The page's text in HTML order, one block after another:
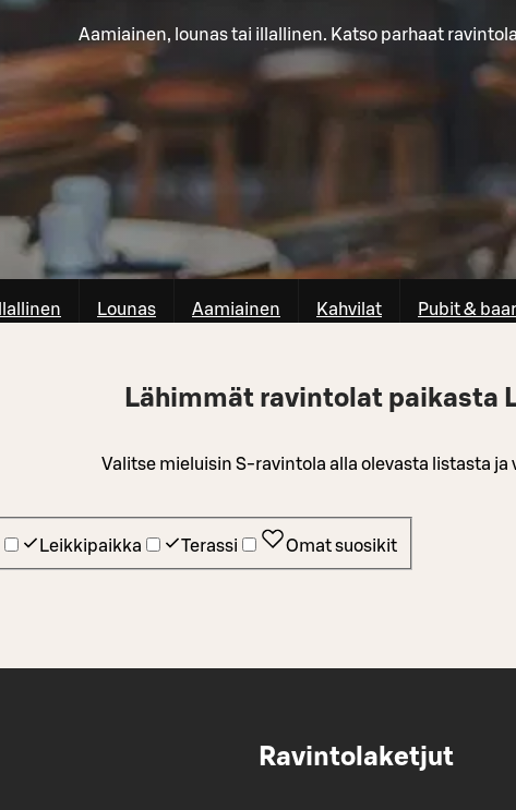
Aamiainen, lounas tai illallinen. Katso parhaat
Illallinen Lounas Aamiainen Kahvilat Pubit &
Lähimmät ravintolat paikasta
Valitse mieluisin S-ravintola alla olevasta listasta ja
Leikkipaikka Terassi Omat suosikit
Ravintolaketjut